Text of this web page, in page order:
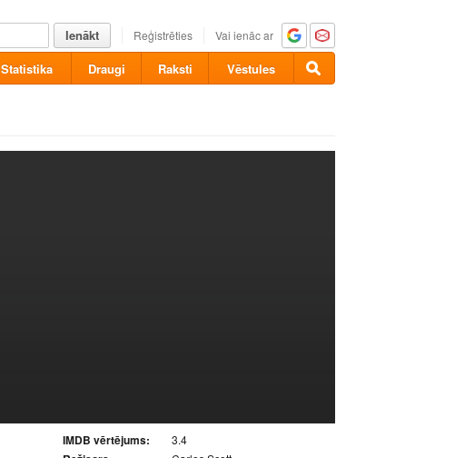
Ienākt Reģistrēties Vai ienāc ar
Statistika Draugi Raksti Vēstules
IMDB vērtējums: 3.4